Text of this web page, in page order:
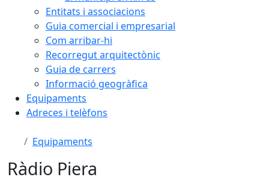
Entitats i associacions
Guia comercial i empresarial
Com arribar-hi
Recorregut arquitectònic
Guia de carrers
Informació geogràfica
Equipaments
Adreces i telèfons
Equipaments
Ràdio Piera